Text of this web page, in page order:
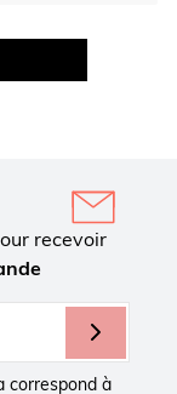
recevoir
correspond à